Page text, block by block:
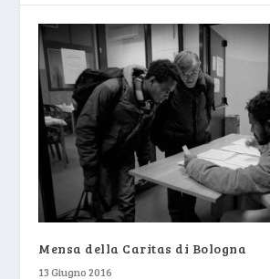
Mensa della Caritas di Bologna
13 Giugno 2016